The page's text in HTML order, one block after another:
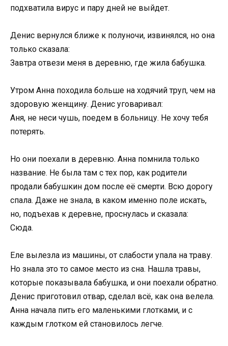
подхватила вирус и пару дней не выйдет.
Денис вернулся ближе к полуночи, извинялся, но она
только сказала:
Завтра отвези меня в деревню, где жила бабушка.
Утром Анна походила больше на ходячий труп, чем на
здоровую женщину. Денис уговаривал:
Аня, не неси чушь, поедем в больницу. Не хочу тебя
потерять.
Но они поехали в деревню. Анна помнила только
название. Не была там с тех пор, как родители
продали бабушкин дом после её смерти. Всю дорогу
спала. Даже не знала, в каком именно поле искать,
но, подъехав к деревне, проснулась и сказала:
Сюда.
Еле вылезла из машины, от слабости упала на траву.
Но знала это то самое место из сна. Нашла травы,
которые показывала бабушка, и они поехали обратно.
Денис приготовил отвар, сделал всё, как она велела.
Анна начала пить его маленькими глотками, и с
каждым глотком ей становилось легче.